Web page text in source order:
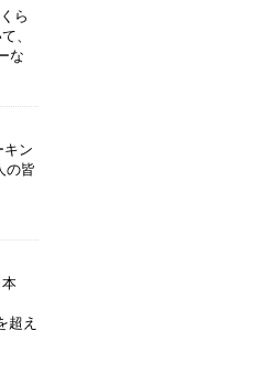
ら
、
な
ン
の皆
超え